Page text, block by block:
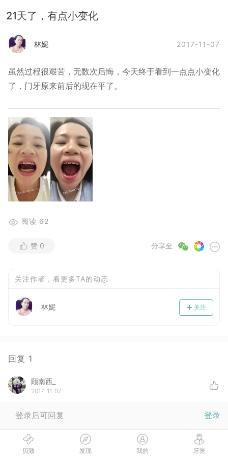
21天了，有点小变化
林妮 2017-11-07
虽然过程很艰苦，无数次后悔，今天终于看到一点点小变化
了，门牙原来前后的现在平了。
阅读 62
分享至
赞 0
关注作者，看更多TA的动态
关注
林妮
回复 1
顾南西_
2017-11-07
登录后可回复 登录
贝致 发现 我的 牙医